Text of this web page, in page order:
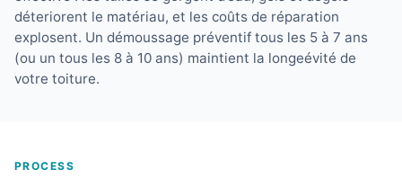
déteriorent le matériau, et les coûts de réparation
explosent. Un démoussage préventif tous les 5 à 7 ans
(ou un tous les 8 à 10 ans) maintient la longeévité de
votre toiture.
PROCESS